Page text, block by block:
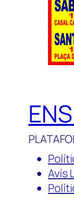
Avís